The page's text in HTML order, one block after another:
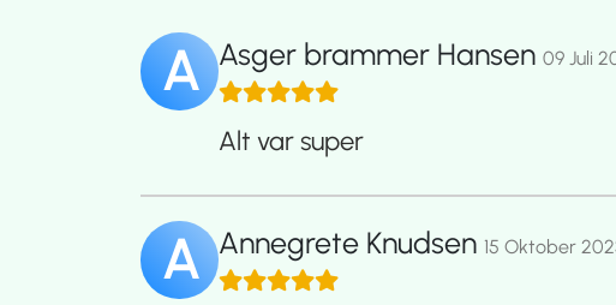
A Asger brammer Hansen 09 Juli
Alt var super
A Annegrete Knudsen 15 Oktober